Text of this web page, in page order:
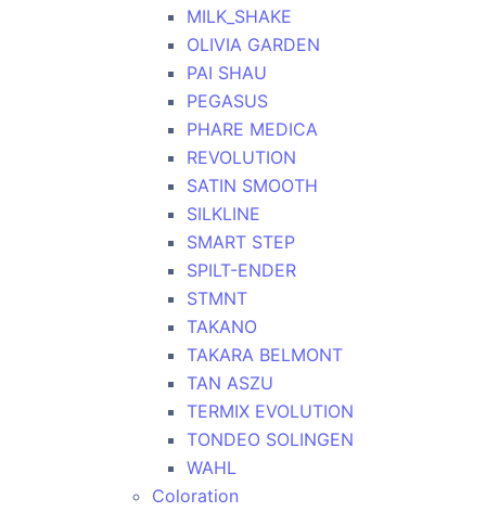
MILK_SHAKE
OLIVIA GARDEN
PAI SHAU
PEGASUS
PHARE MEDICA
REVOLUTION
SATIN SMOOTH
SILKLINE
SMART STEP
SPILT-ENDER
STMNT
TAKANO
TAKARA BELMONT
TAN ASZU
TERMIX EVOLUTION
TONDEO SOLINGEN
WAHL
Coloration